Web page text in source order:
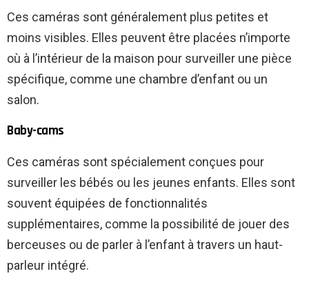
Ces caméras sont généralement plus petites et
moins visibles. Elles peuvent être placées n’importe
où à l’intérieur de la maison pour surveiller une pièce
spécifique, comme une chambre d’enfant ou un
salon.
Baby-cams
Ces caméras sont spécialement conçues pour
surveiller les bébés ou les jeunes enfants. Elles sont
souvent équipées de fonctionnalités
supplémentaires, comme la possibilité de jouer des
berceuses ou de parler à l’enfant à travers un haut-
parleur intégré.